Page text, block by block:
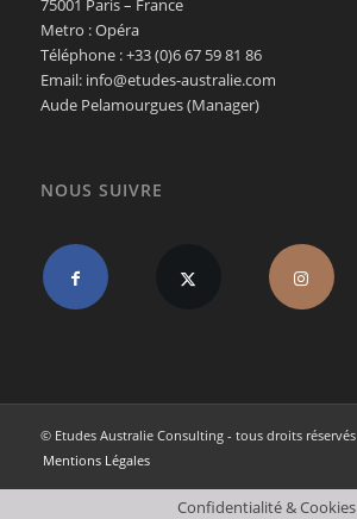
75001 Paris – France
Metro : Opéra
Téléphone : +33 (0)6 67 59 81 86
Email: info@etudes-australie.com
Aude Pelamourgues (Manager)
NOUS SUIVRE
© Etudes Australie Consulting - tous droits réservés
Mentions Légales
Confidentialité & Cookies